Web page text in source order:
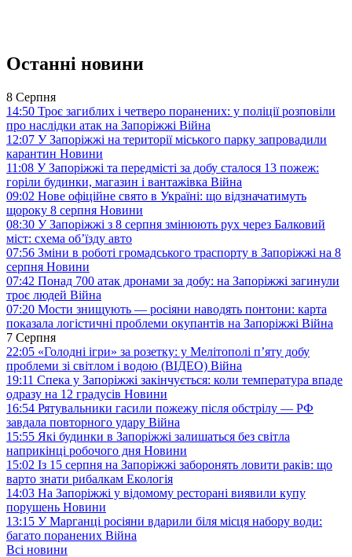
Останні новини
8 Серпня
14:50 Троє загиблих і четверо поранених: у поліції розповіли
про наслідки атак на Запоріжжі Війна
12:07 У Запоріжжі на території міського парку запровадили
карантин Новини
11:08 У Запоріжжі та передмісті за добу сталося 13 пожеж:
горіли будинки, магазин і вантажівка Війна
09:02 Нове офіційне свято в Україні: що відзначатимуть
щороку 8 серпня Новини
08:30 У Запоріжжі з 8 серпня змінюють рух через Балковий
міст: схема об’їзду авто
07:56 Зміни в роботі громадського траспорту в Запоріжжі на 8
серпня Новини
07:42 Понад 700 атак дронами за добу: на Запоріжжі загинули
троє людей Війна
07:20 Мости знищують — росіяни наводять понтони: карта
показала логістичні проблеми окупантів на Запоріжжі Війна
7 Серпня
22:05 «Голодні ігри» за розетку: у Мелітополі п’яту добу
проблеми зі світлом і водою (ВІДЕО) Війна
19:11 Спека у Запоріжжі закінчується: коли температура впаде
одразу на 12 градусів Новини
16:54 Рятувальники гасили пожежу після обстрілу — РФ
завдала повторного удару Війна
15:55 Які будинки в Запоріжжі залишаться без світла
наприкінці робочого дня Новини
15:02 Із 15 серпня на Запоріжжі заборонять ловити раків: що
варто знати рибалкам Екологія
14:03 На Запоріжжі у відомому ресторані виявили купу
порушень Новини
13:15 У Марганці росіяни вдарили біля місця набору води:
багато поранених Війна
Всі новини